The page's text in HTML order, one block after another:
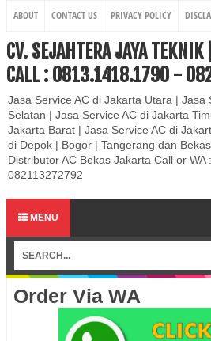
ABOUT CONTACT US PRIVACY POLICY
CV. SEJAHTERA JAYA TEKNIK
CALL : 0813.1418.1790 -
Jasa Service AC di Jakarta Utara | Jasa
Selatan | Jasa Service AC di Jakarta
Jakarta Barat | Jasa Service AC di
di Depok | Bogor | Tangerang dan
Distributor AC Bekas Jakarta Call or
082113272792
MENU
Order Via WA